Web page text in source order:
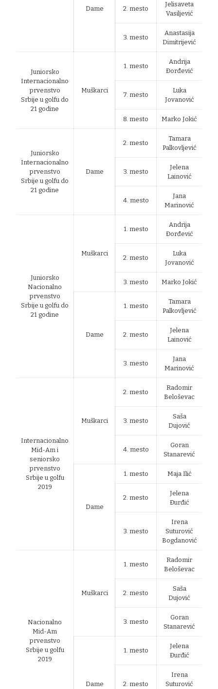
Dame 2. mesto
Jelisaveta
Vasiljević
3. mesto
Anastasija
Dimitrijević
Juniorsko
Internacionalno
prvenstvo
Srbije u golfu do
21 godine
Muškarci
1. mesto
Andrija
Đorđević
7. mesto
Luka
Jovanović
8. mesto Marko Jokić
Juniorsko
Internacionalno
prvenstvo
Srbije u golfu do
21 godine
Dame
2. mesto
Tamara
Palkovljević
3. mesto
Jelena
Lainović
4. mesto
Jana
Marinović
Juniorsko
Nacionalno
prvenstvo
Srbije u golfu do
21 godine
Muškarci
1. mesto
Andrija
Đorđević
2. mesto
Luka
Jovanović
3. mesto Marko Jokić
Dame
1. mesto
Tamara
Palkovljević
2. mesto
Jelena
Lainović
3. mesto
Jana
Marinović
Internacionalno
Mid-Am i
seniorsko
prvenstvo
Srbije u golfu
2019
Muškarci
2. mesto
Radomir
Beloševac
3. mesto
Saša
Dujović
4. mesto
Goran
Stanarević
Dame
1. mesto Maja Ilić
2. mesto
Jelena
Đurđić
3. mesto
Irena
Suturović
Bogdanović
Nacionalno
Mid-Am
prvenstvo
Srbije u golfu
2019
Muškarci
1. mesto
Radomir
Beloševac
2. mesto
Saša
Dujović
3. mesto
Goran
Stanarević
Dame
1. mesto
Jelena
Đurđić
2. mesto
Irena
Suturović